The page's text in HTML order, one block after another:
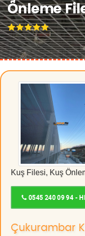
Önleme
Kuş Filesi, Kuş
0545 240 09 94 -
Çukurambar